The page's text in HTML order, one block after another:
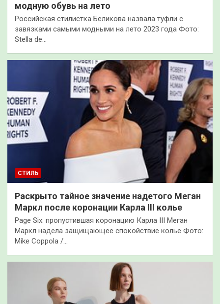
модную обувь на лето
Российская стилистка Беликова назвала туфли с
завязками самыми модными на лето 2023 года Фото:
Stella de…
СТИЛЬ
Раскрыто тайное значение надетого Меган
Маркл после коронации Карла III колье
Page Six: пропустившая коронацию Карла III Меган
Маркл надела защищающее спокойствие колье Фото:
Mike Coppola /…